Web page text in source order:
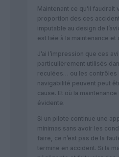
Maintenant ce qu’il faudrait
proportion des ces
imputable au design de
est liée à la maintenance et
J’ai l’impression que ces
particulièrement utilisés
reculées… ou les contrôles
navigabilité peuvent peut
cause. Et où la
évidente.
Si un pilote continue une
minimas sans avoir les
faire, ce n’est pas de la
termine en accident. Si la